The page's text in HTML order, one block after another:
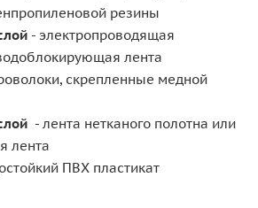
резины
- электропроводящая
лента
скрепленные медной
- лента нетканого полотна или
лента
ПВХ пластикат